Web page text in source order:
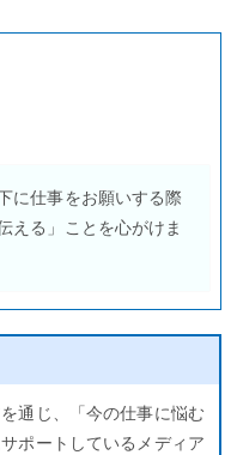
に仕事をお願いする際
える」ことを心がけま
通じ、「今の仕事に悩む
ポートしているメディア